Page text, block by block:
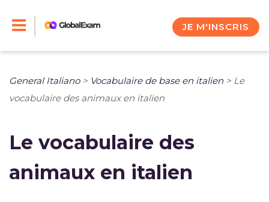
JE M'INSCRIS
General Italiano> Vocabulaire de base en italien > Le
vocabulaire des animaux en italien
Le vocabulaire des
animaux en italien